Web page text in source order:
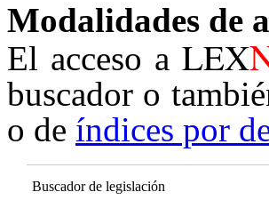
Modalidades de
El acceso aLEX
buscador o
o de índices por
Buscador de legislación